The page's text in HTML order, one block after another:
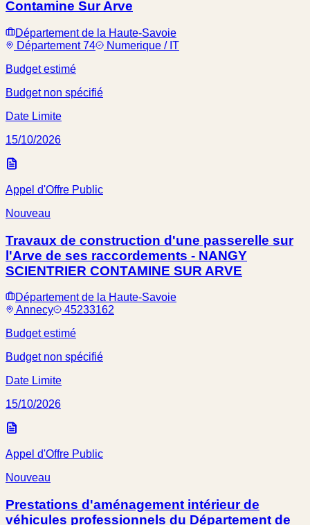
Contamine Sur Arve
Département de la Haute-Savoie
Département 74
Numerique / IT
Budget estimé
Budget non spécifié
Date Limite
15/10/2026
Appel d'Offre Public
Nouveau
Travaux de construction d'une passerelle sur
l'Arve de ses raccordements - NANGY
SCIENTRIER CONTAMINE SUR ARVE
Département de la Haute-Savoie
Annecy
45233162
Budget estimé
Budget non spécifié
Date Limite
15/10/2026
Appel d'Offre Public
Nouveau
Prestations d'aménagement intérieur de
véhicules professionnels du Département de